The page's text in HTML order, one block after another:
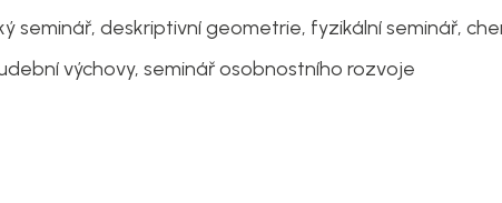
seminář, deskriptivní geometrie, fyzikální seminář,
výchovy, seminář osobnostního rozvoje